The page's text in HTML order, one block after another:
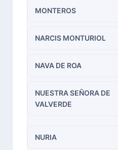
MONTEROS
NARCIS MONTURIOL
NAVA DE ROA
NUESTRA SEÑORA DE
VALVERDE
NURIA